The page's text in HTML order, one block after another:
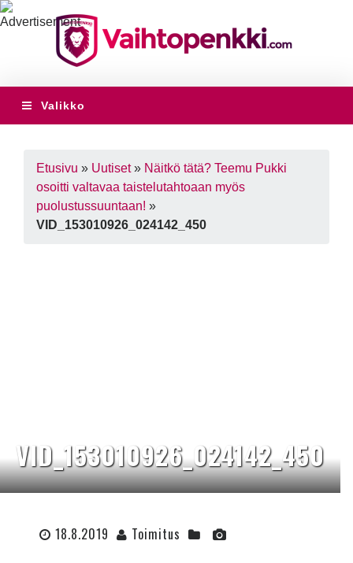
Valikko
Etusivu » Uutiset» Näitkö tätä? Teemu Pukki
osoitti valtavaa taistelutahtoaan myös
puolustussuuntaan! »
VID_153010926_024142_450
VID_153010926_024142_450
18.8.2019 Toimitus